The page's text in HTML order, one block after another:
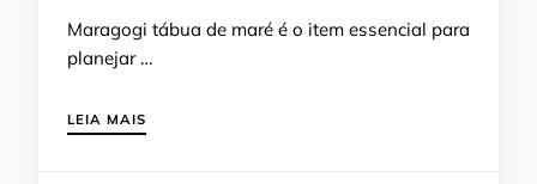
Maragogi tábua de maré é o item essencial para
planejar …
LEIA MAIS